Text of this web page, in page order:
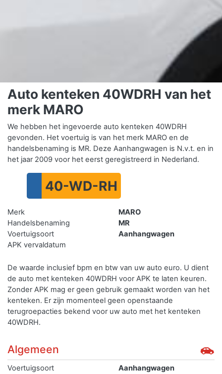
Auto kenteken 40WDRH van het
merk MARO
We hebben het ingevoerde auto kenteken 40WDRH
gevonden. Het voertuig is van het merk MARO en de
handelsbenaming is MR. Deze Aanhangwagen is N.v.t. en in
het jaar 2009 voor het eerst geregistreerd in Nederland.
40-WD-RH
Merk
MARO
Handelsbenaming
MR
Voertuigsoort
Aanhangwagen
APK vervaldatum
De waarde inclusief bpm en btw van uw auto euro. U dient
de auto met kenteken 40WDRH voor APK te laten keuren.
Zonder APK mag er geen gebruik gemaakt worden van het
kenteken. Er zijn momenteel geen openstaande
terugroepacties bekend voor uw auto met het kenteken
40WDRH.
Algemeen
Voertuigsoort
Aanhangwagen